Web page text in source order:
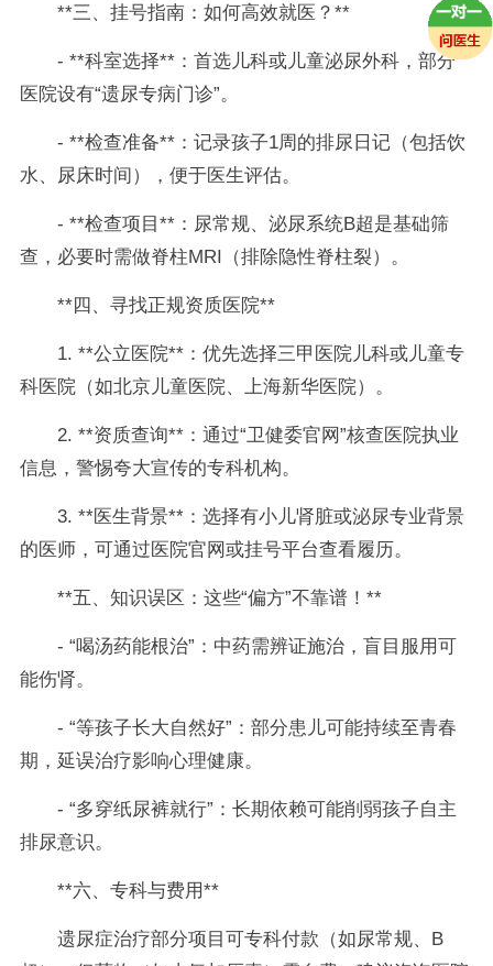
**三、挂号指南：如何高效就医？**
- **科室选择**：首选儿科或儿童泌尿外科，部分
医院设有“遗尿专病门诊”。
- **检查准备**：记录孩子1周的排尿日记（包括饮
水、尿床时间），便于医生评估。
- **检查项目**：尿常规、泌尿系统B超是基础筛
查，必要时需做脊柱MRI（排除隐性脊柱裂）。
**四、寻找正规资质医院**
1. **公立医院**：优先选择三甲医院儿科或儿童专
科医院（如北京儿童医院、上海新华医院）。
2. **资质查询**：通过“卫健委官网”核查医院执业
信息，警惕夸大宣传的专科机构。
3. **医生背景**：选择有小儿肾脏或泌尿专业背景
的医师，可通过医院官网或挂号平台查看履历。
**五、知识误区：这些“偏方”不靠谱！**
- “喝汤药能根治”：中药需辨证施治，盲目服用可
能伤肾。
- “等孩子长大自然好”：部分患儿可能持续至青春
期，延误治疗影响心理健康。
- “多穿纸尿裤就行”：长期依赖可能削弱孩子自主
排尿意识。
**六、专科与费用**
遗尿症治疗部分项目可专科付款（如尿常规、B